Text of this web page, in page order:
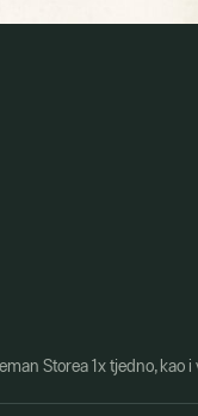
Storea 1x tjedno,